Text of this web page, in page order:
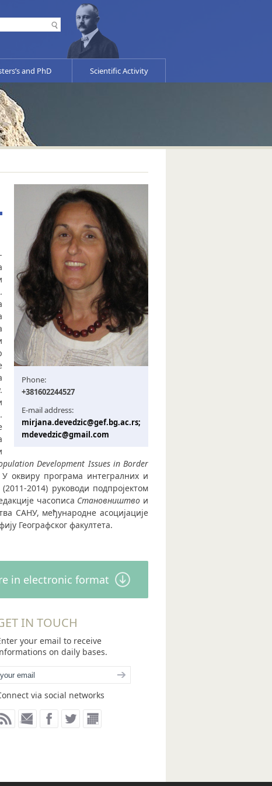
and PhD Scientific Activity
Phone:
+381602244527
E-mail address:
mirjana.devedzic@gef.bg.ac.rs;
mdevedzic@gmail.com
Development Issues in Border
оквиру програма интегралних и
2014) руководи подпројектом
часописа Становништво и
САНУ, међународне асоцијације
Географског факултета.
in electronic format
IN TOUCH
your email to receive
on daily bases.
via social networks